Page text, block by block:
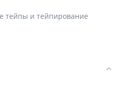
тейпы и тейпирование